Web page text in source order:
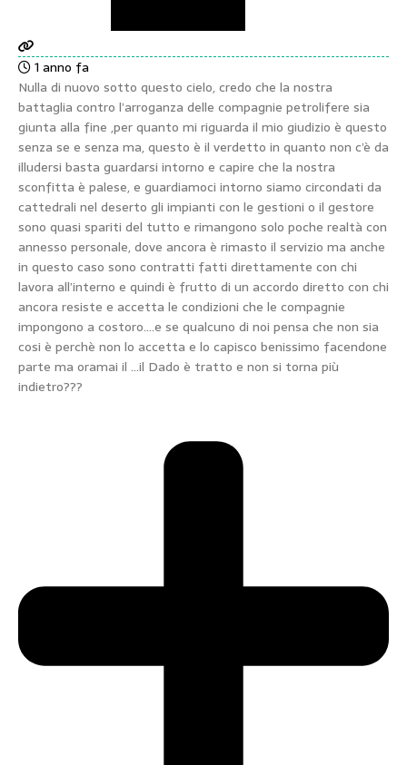
1 anno fa
Nulla di nuovo sotto questo cielo, credo che la nostra
battaglia contro l’arroganza delle compagnie petrolifere sia
giunta alla fine ,per quanto mi riguarda il mio giudizio è questo
senza se e senza ma, questo è il verdetto in quanto non c’è da
illudersi basta guardarsi intorno e capire che la nostra
sconfitta è palese, e guardiamoci intorno siamo circondati da
cattedrali nel deserto gli impianti con le gestioni o il gestore
sono quasi spariti del tutto e rimangono solo poche realtà con
annesso personale, dove ancora è rimasto il servizio ma anche
in questo caso sono contratti fatti direttamente con chi
lavora all’interno e quindi è frutto di un accordo diretto con chi
ancora resiste e accetta le condizioni che le compagnie
impongono a costoro….e se qualcuno di noi pensa che non sia
cosi è perchè non lo accetta e lo capisco benissimo facendone
parte ma oramai il …il Dado è tratto e non si torna più
indietro???